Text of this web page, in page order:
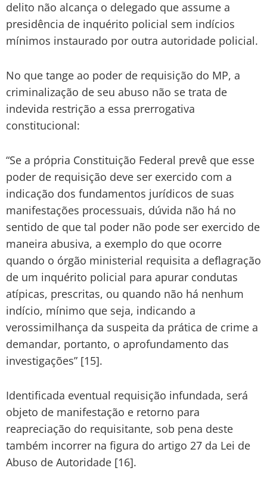
delito não alcança o delegado que assume a
presidência de inquérito policial sem indícios
mínimos instaurado por outra autoridade policial.
No que tange ao poder de requisição do MP, a
criminalização de seu abuso não se trata de
indevida restrição a essa prerrogativa
constitucional:
“Se a própria Constituição Federal prevê que esse
poder de requisição deve ser exercido com a
indicação dos fundamentos jurídicos de suas
manifestações processuais, dúvida não há no
sentido de que tal poder não pode ser exercido de
maneira abusiva, a exemplo do que ocorre
quando o órgão ministerial requisita a deflagração
de um inquérito policial para apurar condutas
atípicas, prescritas, ou quando não há nenhum
indício, mínimo que seja, indicando a
verossimilhança da suspeita da prática de crime a
demandar, portanto, o aprofundamento das
investigações” [15].
Identificada eventual requisição infundada, será
objeto de manifestação e retorno para
reapreciação do requisitante, sob pena deste
também incorrer na figura do artigo 27 da Lei de
Abuso de Autoridade [16].